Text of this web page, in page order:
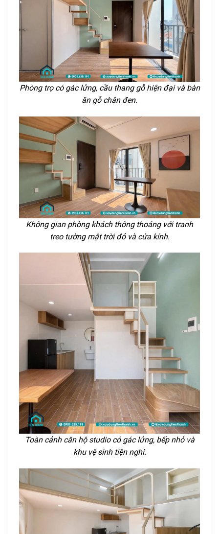
Phòng trọ có gác lửng, cầu thang gỗ hiện đại và bàn
ăn gỗ chân đen.
Không gian phòng khách thông thoáng với tranh
treo tường mặt trời đỏ và cửa kính.
Toàn cảnh căn hộ studio có gác lửng, bếp nhỏ và
khu vệ sinh tiện nghi.